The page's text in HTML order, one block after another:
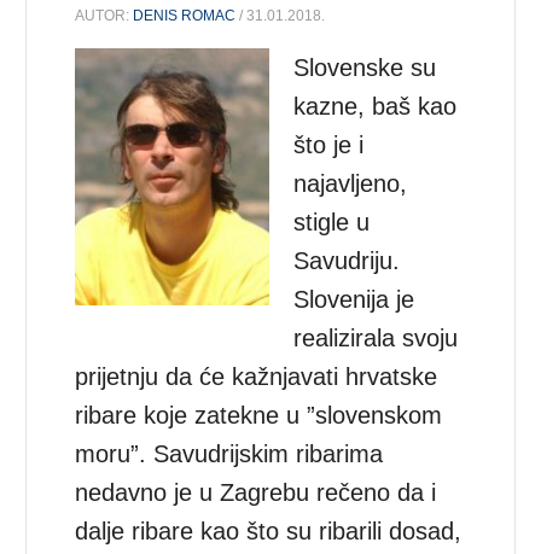
AUTOR: DENIS ROMAC / 31.01.2018.
Slovenske su
kazne, baš kao
što je i
najavljeno,
stigle u
Savudriju.
Slovenija je
realizirala svoju
prijetnju da će kažnjavati hrvatske
ribare koje zatekne u ”slovenskom
moru”. Savudrijskim ribarima
nedavno je u Zagrebu rečeno da i
dalje ribare kao što su ribarili dosad,